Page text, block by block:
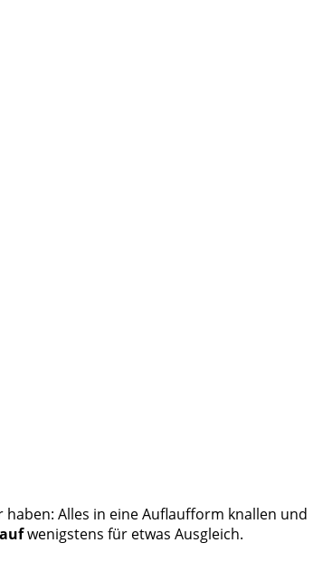
haben: Alles in eine Auflaufform knallen und
wenigstens für etwas Ausgleich.